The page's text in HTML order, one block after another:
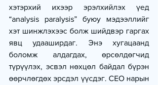
хэтэрхий ихээр эрэлхийлэх үед
“analysis paralysis” буюу мэдээллийг
хэт шинжлэхээс болж шийдвэр гаргах
явц удааширдаг. Энэ хугацаанд
боломж алдагдах, өрсөлдөгчид
түрүүлэх, эсвэл нөхцөл байдал бүрэн
өөрчлөгдөх эрсдэл үүсдэг. CEO нарын